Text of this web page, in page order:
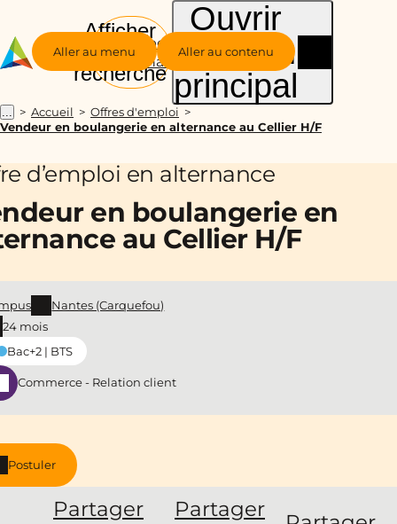
Aller au menu Aller au contenu
Groupe
Alternance
Afficher
la
recherche
Ouvrir
le menu
principal
... Accueil
Offres d'emploi
Vendeur en boulangerie en alternance au Cellier H/F
d’emploi en alternance
en boulangerie en
au Cellier H/F
Postuler
Partager
Partager
Nantes (Carquefou)
24 mois
Bac+2 | BTS
Commerce - Relation client